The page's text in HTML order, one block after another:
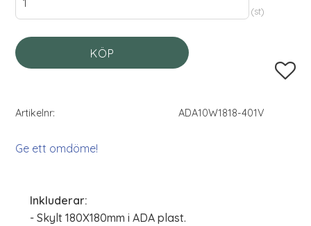
st
KÖP
Lägg
Artikelnr ADA10W1818-401V
Ge ett omdöme!
Inkluderar:
- Skylt 180X180mm i ADA plast.